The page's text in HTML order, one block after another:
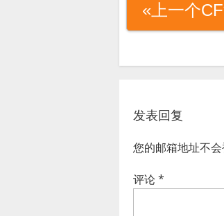
«上一个
发表回复
您的邮箱地址不会
评论*